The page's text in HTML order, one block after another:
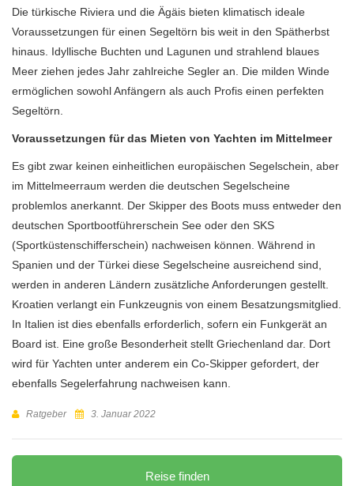
Die türkische Riviera und die Ägäis bieten klimatisch ideale
Voraussetzungen für einen Segeltörn bis weit in den Spätherbst
hinaus. Idyllische Buchten und Lagunen und strahlend blaues
Meer ziehen jedes Jahr zahlreiche Segler an. Die milden Winde
ermöglichen sowohl Anfängern als auch Profis einen perfekten
Segeltörn.
Voraussetzungen für das Mieten von Yachten im Mittelmeer
Es gibt zwar keinen einheitlichen europäischen Segelschein, aber
im Mittelmeerraum werden die deutschen Segelscheine
problemlos anerkannt. Der Skipper des Boots muss entweder den
deutschen Sportbootführerschein See oder den SKS
(Sportküstenschifferschein) nachweisen können. Während in
Spanien und der Türkei diese Segelscheine ausreichend sind,
werden in anderen Ländern zusätzliche Anforderungen gestellt.
Kroatien verlangt ein Funkzeugnis von einem Besatzungsmitglied.
In Italien ist dies ebenfalls erforderlich, sofern ein Funkgerät an
Board ist. Eine große Besonderheit stellt Griechenland dar. Dort
wird für Yachten unter anderem ein Co-Skipper gefordert, der
ebenfalls Segelerfahrung nachweisen kann.
Ratgeber 3. Januar 2022
Reise finden